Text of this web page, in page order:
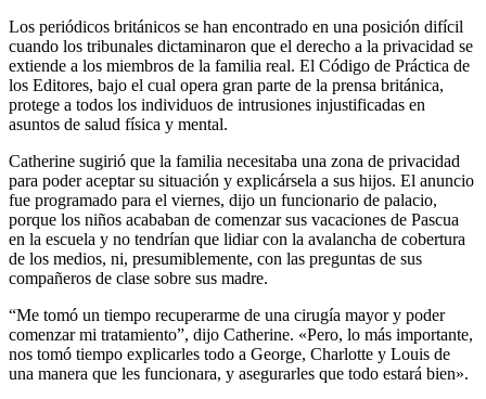
Los periódicos británicos se han encontrado en una posición difícil
cuando los tribunales dictaminaron que el derecho a la privacidad se
extiende a los miembros de la familia real. El Código de Práctica de
los Editores, bajo el cual opera gran parte de la prensa británica,
protege a todos los individuos de intrusiones injustificadas en
asuntos de salud física y mental.
Catherine sugirió que la familia necesitaba una zona de privacidad
para poder aceptar su situación y explicársela a sus hijos. El anuncio
fue programado para el viernes, dijo un funcionario de palacio,
porque los niños acababan de comenzar sus vacaciones de Pascua
en la escuela y no tendrían que lidiar con la avalancha de cobertura
de los medios, ni, presumiblemente, con las preguntas de sus
compañeros de clase sobre sus madre.
“Me tomó un tiempo recuperarme de una cirugía mayor y poder
comenzar mi tratamiento”, dijo Catherine. «Pero, lo más importante,
nos tomó tiempo explicarles todo a George, Charlotte y Louis de
una manera que les funcionara, y asegurarles que todo estará bien».